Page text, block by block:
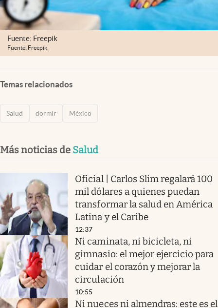
Fuente: Freepik
Fuente: Freepik
Temas relacionados
Salud dormir México
Más noticias de Salud
Oficial | Carlos Slim regalará 100
mil dólares a quienes puedan
transformar la salud en América
Latina y el Caribe
12:37
Ni caminata, ni bicicleta, ni
gimnasio: el mejor ejercicio para
cuidar el corazón y mejorar la
circulación
10:55
Ni nueces ni almendras: este es el